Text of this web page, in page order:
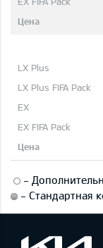
-
- Стандартная